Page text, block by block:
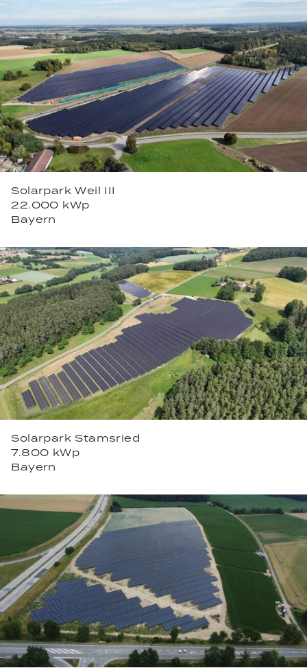
Solarpark Weil III
22.000 kWp
Bayern
Solarpark Stamsried
7.800 kWp
Bayern